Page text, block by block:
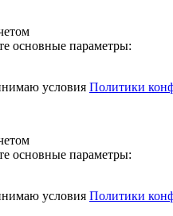
основные параметры:
условия Политики
основные параметры:
условия Политики